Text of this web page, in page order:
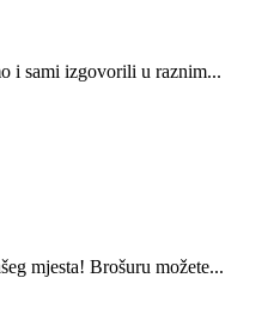
i sami izgovorili u raznim...
mjesta! Brošuru možete...